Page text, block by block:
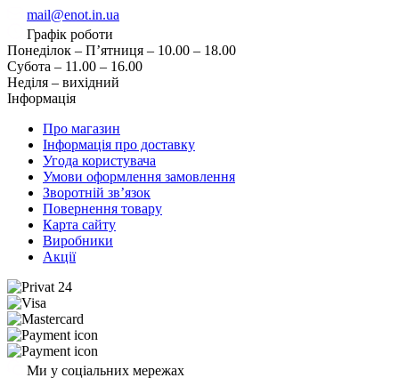
mail@enot.in.ua
Графік роботи
Понеділок – П’ятниця – 10.00 – 18.00
Субота – 11.00 – 16.00
Неділя – вихідний
Інформація
Про магазин
Інформація про доставку
Угода користувача
Умови оформлення замовлення
Зворотній зв’язок
Повернення товару
Карта сайту
Виробники
Акції
Ми у соціальних мережах